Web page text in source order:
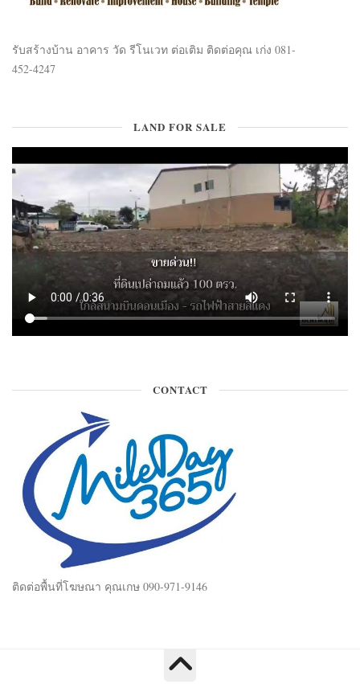
รับสร้างบ้าน อาคาร วัด รีโนเวท ต่อเติม ติดต่อคุณ เก่ง 081-
452-4247
LAND FOR SALE
CONTACT
ติดต่อพื้นที่โฆษณา คุณเกษ 090-971-9146